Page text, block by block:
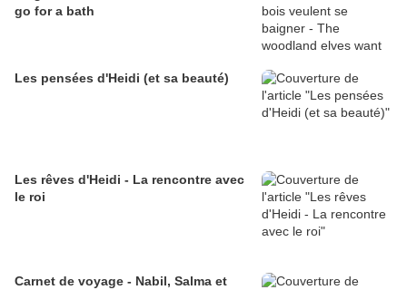
go for a bath
Les pensées d'Heidi (et sa beauté)
Les rêves d'Heidi - La rencontre avec
le roi
Carnet de voyage - Nabil, Salma et